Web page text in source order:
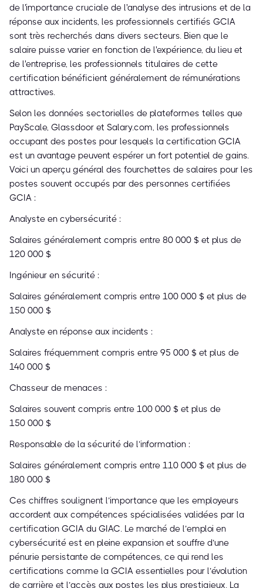
de l'importance cruciale de l'analyse des intrusions et de la
réponse aux incidents, les professionnels certifiés GCIA
sont très recherchés dans divers secteurs. Bien que le
salaire puisse varier en fonction de l'expérience, du lieu et
de l'entreprise, les professionnels titulaires de cette
certification bénéficient généralement de rémunérations
attractives.
Selon les données sectorielles de plateformes telles que
PayScale, Glassdoor et Salary.com, les professionnels
occupant des postes pour lesquels la certification GCIA
est un avantage peuvent espérer un fort potentiel de gains.
Voici un aperçu général des fourchettes de salaires pour les
postes souvent occupés par des personnes certifiées
GCIA :
Analyste en cybersécurité :
Salaires généralement compris entre 80 000 $ et plus de
120 000 $
Ingénieur en sécurité :
Salaires généralement compris entre 100 000 $ et plus de
150 000 $
Analyste en réponse aux incidents :
Salaires fréquemment compris entre 95 000 $ et plus de
140 000 $
Chasseur de menaces :
Salaires souvent compris entre 100 000 $ et plus de
150 000 $
Responsable de la sécurité de l’information :
Salaires généralement compris entre 110 000 $ et plus de
180 000 $
Ces chiffres soulignent l’importance que les employeurs
accordent aux compétences spécialisées validées par la
certification GCIA du GIAC. Le marché de l’emploi en
cybersécurité est en pleine expansion et souffre d’une
pénurie persistante de compétences, ce qui rend les
certifications comme la GCIA essentielles pour l’évolution
de carrière et l’accès aux postes les plus prestigieux. La